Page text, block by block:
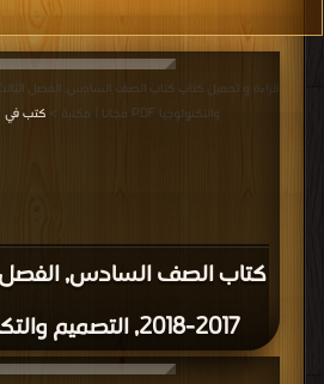
كتاب الصف السادس, الفصل
2017-2018, التصميم والتكنولوجيا PDF
والتكنولوجيا PDF مجانا | مكتبة >
كتب في